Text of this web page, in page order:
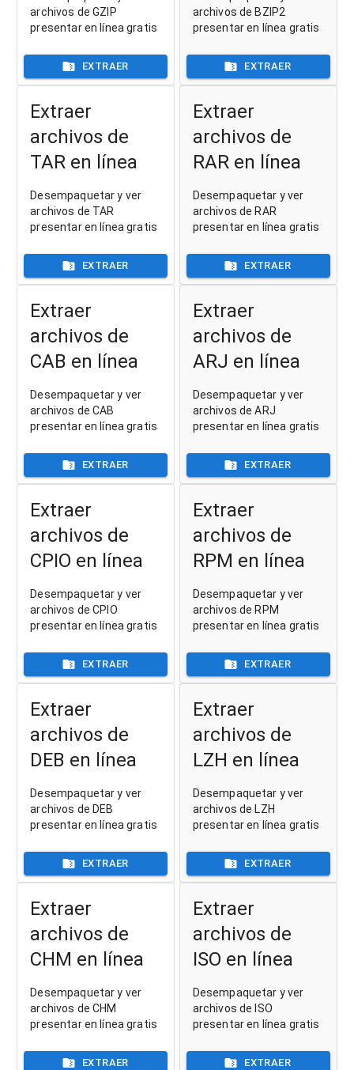
archivos de GZIP
presentar en línea gratis
EXTRAER
archivos de BZIP2
presentar en línea gratis
EXTRAER
Extraer
archivos de
TAR en línea
Desempaquetar y ver
archivos de TAR
presentar en línea gratis
EXTRAER
Extraer
archivos de
RAR en línea
Desempaquetar y ver
archivos de RAR
presentar en línea gratis
EXTRAER
Extraer
archivos de
CAB en línea
Desempaquetar y ver
archivos de CAB
presentar en línea gratis
EXTRAER
Extraer
archivos de
ARJ en línea
Desempaquetar y ver
archivos de ARJ
presentar en línea gratis
EXTRAER
Extraer
archivos de
CPIO en línea
Desempaquetar y ver
archivos de CPIO
presentar en línea gratis
EXTRAER
Extraer
archivos de
RPM en línea
Desempaquetar y ver
archivos de RPM
presentar en línea gratis
EXTRAER
Extraer
archivos de
DEB en línea
Desempaquetar y ver
archivos de DEB
presentar en línea gratis
EXTRAER
Extraer
archivos de
LZH en línea
Desempaquetar y ver
archivos de LZH
presentar en línea gratis
EXTRAER
Extraer
archivos de
CHM en línea
Desempaquetar y ver
archivos de CHM
presentar en línea gratis
EXTRAER
Extraer
archivos de
ISO en línea
Desempaquetar y ver
archivos de ISO
presentar en línea gratis
EXTRAER